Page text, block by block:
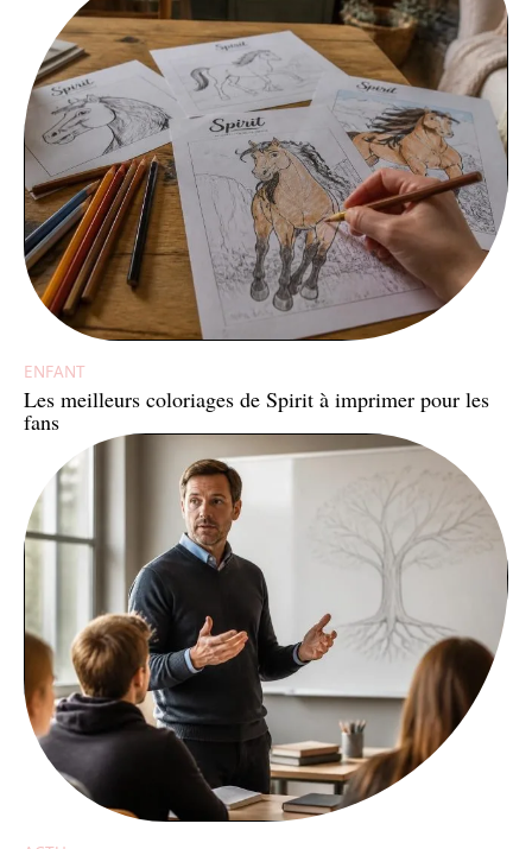
ENFANT
Les meilleurs coloriages de Spirit à imprimer pour les
fans